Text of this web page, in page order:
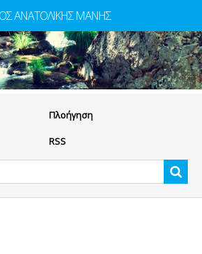
Πλοήγηση
RSS
ΑΝΑΤΟΛΙΚΗΣ ΜΑΝΗΣ